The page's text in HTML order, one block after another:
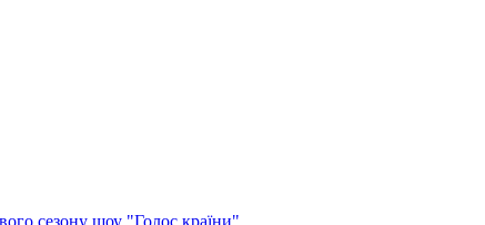
сезону шоу "Голос країни"